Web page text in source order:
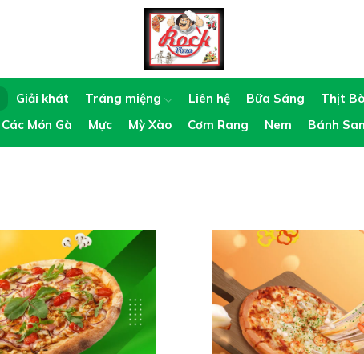
Giải khát Tráng miệng Liên hệ Bữa Sáng
Thịt
Các Món Gà Mực Mỳ Xào Cơm Rang Nem Bánh